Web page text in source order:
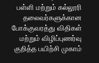
பள்ளி மற்றும் கல்லூரி
தலைவர்களுக்கான
போக்குவரத்து விதிகள்
மற்றும் விழிப்புணர்வு
குறித்த பயிற்சி முகாம்